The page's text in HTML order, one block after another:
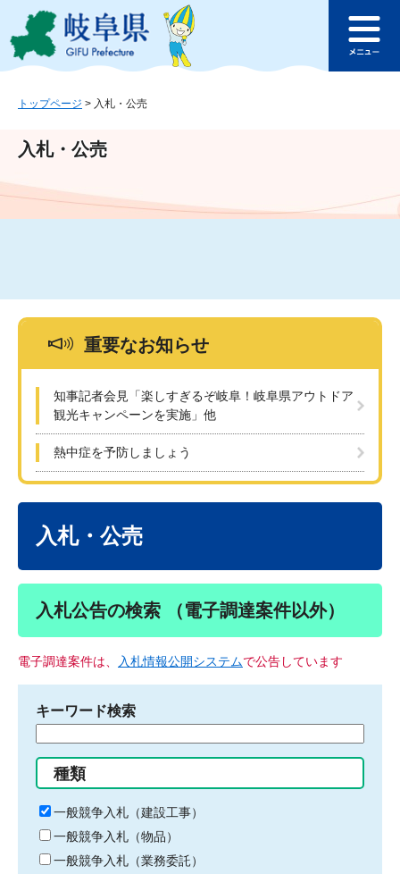
ジ
ュ
文
このページの本文へ
ュ
トップページ > 入札・公売
入札・公売
重要なお知らせ
知事記者会見「楽しすぎるぞ岐阜！岐阜県アウトドア
観光キャンペーンを実施」他
熱中症を予防しましょう
入札・公売
入札公告の検索 （電子調達案件以外）
電子調達案件は、 入札情報公開システムで公告しています
キーワード検索
る
キ
ー
ワ
ー
種類
一般競争入札（建設工事）
一般競争入札（物品）
一般競争入札（業務委託）